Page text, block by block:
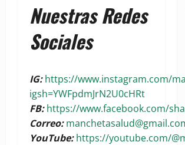
Nuestras Redes
Sociales
IG:https://www.instagram.com/
igsh=YWFpdmJrN2U0cHRt
FB:https://www.facebook.com/
Correo:
YouTube: https://youtube.com/